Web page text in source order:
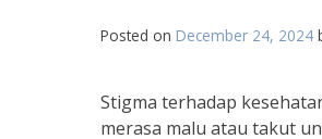
Posted on December 24, 2024
Stigma terhadap
merasa malu atau takut